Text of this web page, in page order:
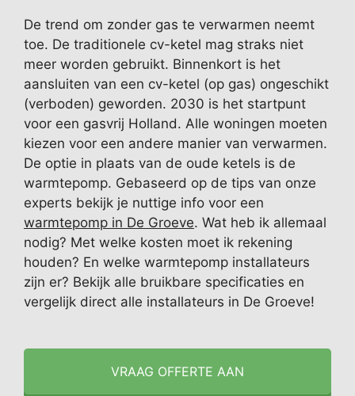
De trend om zonder gas te verwarmen neemt
toe. De traditionele cv-ketel mag straks niet
meer worden gebruikt. Binnenkort is het
aansluiten van een cv-ketel (op gas) ongeschikt
(verboden) geworden. 2030 is het startpunt
voor een gasvrij Holland. Alle woningen moeten
kiezen voor een andere manier van verwarmen.
De optie in plaats van de oude ketels is de
warmtepomp. Gebaseerd op de tips van onze
experts bekijk je nuttige info voor een
warmtepomp in De Groeve. Wat heb ik allemaal
nodig? Met welke kosten moet ik rekening
houden? En welke warmtepomp installateurs
zijn er? Bekijk alle bruikbare specificaties en
vergelijk direct alle installateurs in De Groeve!
VRAAG OFFERTE AAN